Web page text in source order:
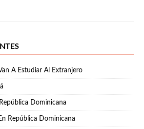
A Estudiar Al Extranjero
Dominicana
República Dominicana